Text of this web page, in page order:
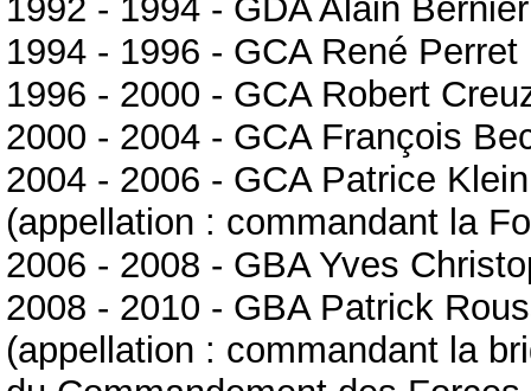
1992 - 1994 - GDA Alain Bernier
1994 - 1996 - GCA René Perret
1996 - 2000 - GCA Robert
2000 - 2004 - GCA François
2004 - 2006 - GCA Patrice Klein
(appellation : commandant la
2006 - 2008 - GBA Yves
2008 - 2010 - GBA Patrick
(appellation : commandant la